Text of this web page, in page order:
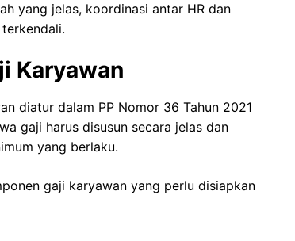
yang jelas, koordinasi antar HR dan
Karyawan
diatur dalam PP Nomor 36 Tahun 2021
gaji harus disusun secara jelas dan
yang berlaku.
gaji karyawan yang perlu disiapkan